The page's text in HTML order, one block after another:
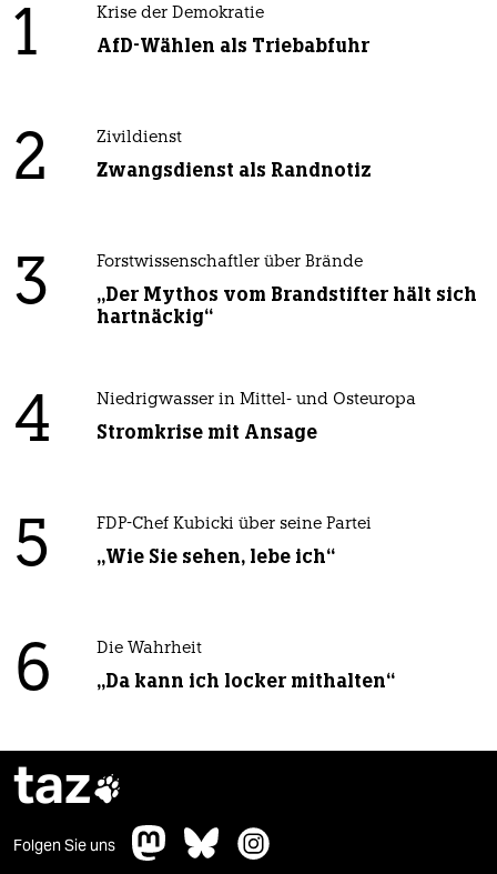
1 Krise der Demokratie
AfD-Wählen als Triebabfuhr
2 Zivildienst
Zwangsdienst als Randnotiz
3 Forstwissenschaftler über Brände
„Der Mythos vom Brandstifter hält sich
hartnäckig“
4 Niedrigwasser in Mittel- und Osteuropa
Stromkrise mit Ansage
5 FDP-Chef Kubicki über seine Partei
„Wie Sie sehen, lebe ich“
6 Die Wahrheit
„Da kann ich locker mithalten“
taz
Folgen Sie uns